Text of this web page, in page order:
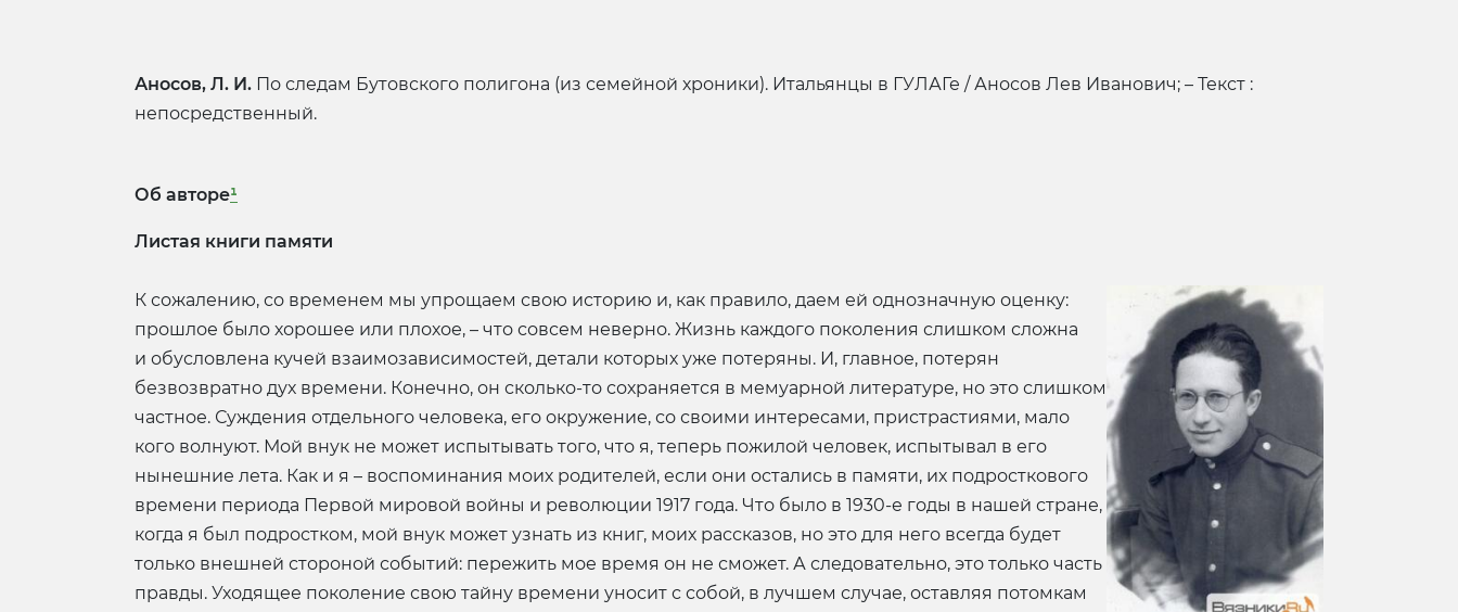
Аносов, Л. И. По следам Бутовского полигона (из семейной хроники). Итальянцы в ГУЛАГе / Аносов Лев Иванович; – Текст :
непосредственный.
Об авторе¹
Листая книги памяти
К сожалению, со временем мы упрощаем свою историю и, как правило, даем ей однозначную оценку:
прошлое было хорошее или плохое, – что совсем неверно. Жизнь каждого поколения слишком сложна
и обусловлена кучей взаимозависимостей, детали которых уже потеряны. И, главное, потерян
безвозвратно дух времени. Конечно, он сколько-то сохраняется в мемуарной литературе, но это слишком
частное. Суждения отдельного человека, его окружение, со своими интересами, пристрастиями, мало
кого волнуют. Мой внук не может испытывать того, что я, теперь пожилой человек, испытывал в его
нынешние лета. Как и я – воспоминания моих родителей, если они остались в памяти, их подросткового
времени периода Первой мировой войны и революции 1917 года. Что было в 1930-е годы в нашей стране,
когда я был подростком, мой внук может узнать из книг, моих рассказов, но это для него всегда будет
только внешней стороной событий: пережить мое время он не сможет. А следовательно, это только часть
правды. Уходящее поколение свою тайну времени уносит с собой, в лучшем случае, оставляя потомкам